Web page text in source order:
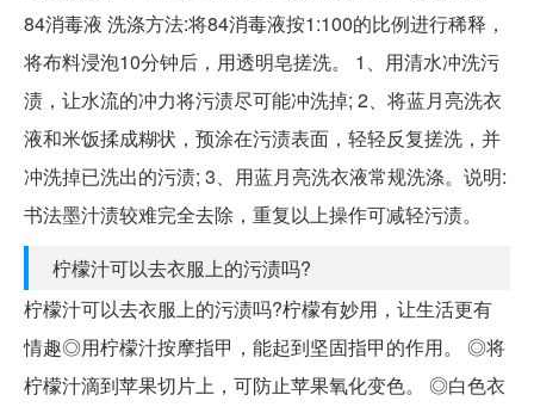
84消毒液 洗涤方法:将84消毒液按1:100的比例进行稀释，
将布料浸泡10分钟后，用透明皂搓洗。 1、用清水冲洗污
渍，让水流的冲力将污渍尽可能冲洗掉; 2、将蓝月亮洗衣
液和米饭揉成糊状，预涂在污渍表面，轻轻反复搓洗，并
冲洗掉已洗出的污渍; 3、用蓝月亮洗衣液常规洗涤。说明:
书法墨汁渍较难完全去除，重复以上操作可减轻污渍。
柠檬汁可以去衣服上的污渍吗?
柠檬汁可以去衣服上的污渍吗?柠檬有妙用，让生活更有
情趣◎用柠檬汁按摩指甲，能起到坚固指甲的作用。 ◎将
柠檬汁滴到苹果切片上，可防止苹果氧化变色。 ◎白色衣